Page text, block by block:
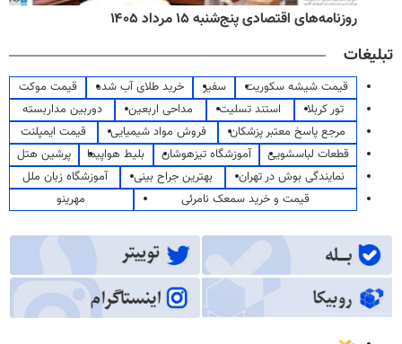
روزنامه‌های اقتصادی پنج‌شنبه ۱۵ مرداد ۱۴۰۵
تبلیغات
قیمت شیشه سکوریت سفیر خرید طلای آب شده
قیمت موکت
تور کربلا
استند تسلیت مداحی اربعین
دوربین مداربسته
مرجع پاسخ معتبر پزشکان
فروش مواد شیمیایی
قیمت ایمپلنت
قطعات لباسشویی
آموزشگاه تیزهوشان بلیط هواپیما
پرشین هتل
نمایندگی بوش در تهران
بهترین جراح بینی
آموزشگاه زبان ملل
قیمت و خرید سمعک نامرئی
مهرینو